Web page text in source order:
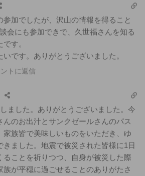
加でしたが、沢山の情報を得ること
会にも参加できで、久世福さんを知る
す。
です。ありがとうございました。
トに返信
ました。ありがとうございました。今
のお出汁とサンクゼールさんのパス
家族皆で美味しいものをいただき、ゆ
きました。地震で被災された皆様に1日
ることを祈りつつ、自身が被災した際
が平穏に過ごせることのありがたさ